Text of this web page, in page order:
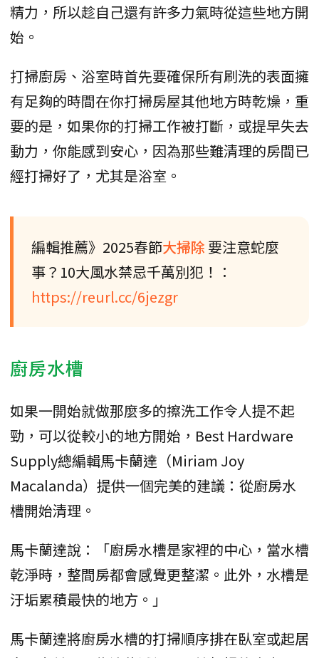
精力，所以趁自己還有許多力氣時從這些地方開
始。
打掃廚房、浴室時首先要確保所有刷洗的表面擁
有足夠的時間在你打掃房屋其他地方時乾燥，重
要的是，如果你的打掃工作被打斷，或提早失去
動力，你能感到安心，因為那些難清理的房間已
經打掃好了，尤其是浴室。
編輯推薦》2025春節大掃除 要注意蛇麼
事？10大風水禁忌千萬別犯！：
https://reurl.cc/6jezgr
廚房水槽
如果一開始就做那麼多的擦洗工作令人提不起
勁，可以從較小的地方開始，Best Hardware
Supply總編輯馬卡蘭達（Miriam Joy
Macalanda）提供一個完美的建議：從廚房水
槽開始清理。
馬卡蘭達說：「廚房水槽是家裡的中心，當水槽
乾淨時，整間房都會感覺更整潔。此外，水槽是
汙垢累積最快的地方。」
馬卡蘭達將廚房水槽的打掃順序排在臥室或起居